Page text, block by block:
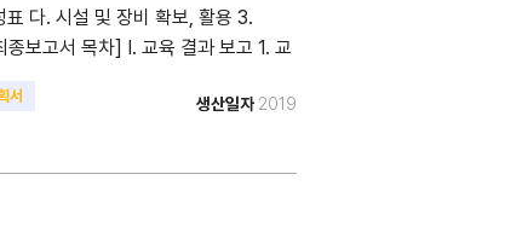
다. 시설 및 장비 확보, 활용 3.
보고서 목차] I. 교육 결과 보고 1. 교
내담자 유형 2-2. 상담내용 및 내담자
V. 사업평가 및 제언 1. 사업자체평가
서
생산일자 2019